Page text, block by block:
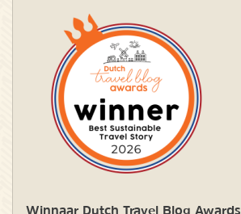
Winnaar Dutch Travel Blog Awards